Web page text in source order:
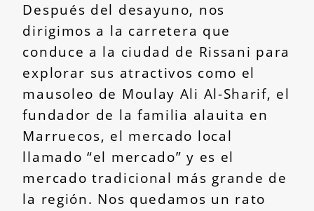
Después del desayuno, nos
dirigimos a la carretera que
conduce a la ciudad de Rissani para
explorar sus atractivos como el
mausoleo de Moulay Ali Al-Sharif, el
fundador de la familia alauita en
Marruecos, el mercado local
llamado “el mercado” y es el
mercado tradicional más grande de
la región. Nos quedamos un rato